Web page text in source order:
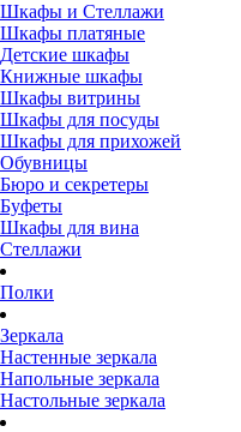
Шкафы и Стеллажи
Шкафы платяные
Детские шкафы
Книжные шкафы
Шкафы витрины
Шкафы для посуды
Шкафы для прихожей
Обувницы
Бюро и секретеры
Буфеты
Шкафы для вина
Стеллажи
Полки
Зеркала
Настенные зеркала
Напольные зеркала
Настольные зеркала